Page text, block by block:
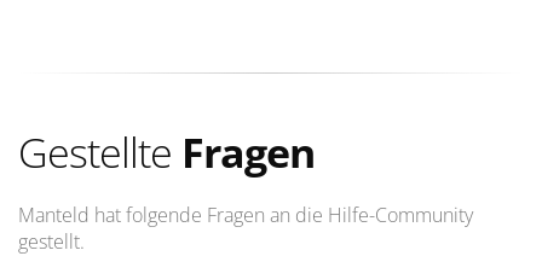
Gestellte Fragen
Manteld hat folgende Fragen an die Hilfe-Community
gestellt.